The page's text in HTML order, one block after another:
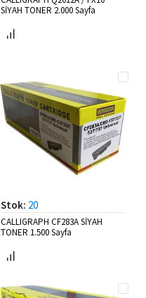
SİYAH TONER 2.000 Sayfa
Stok: 20
CALLIGRAPH CF283A SİYAH
TONER 1.500 Sayfa